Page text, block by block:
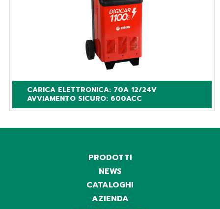
CARICA ELETTRONICA: 70A 12/24V
AVVIAMENTO SICURO: 600ACC
PRODOTTI
NEWS
CATALOGHI
AZIENDA